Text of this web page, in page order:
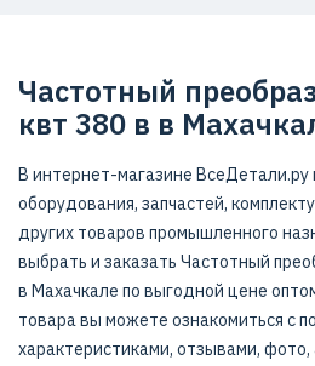
Частотный
квт 380 в в
В интернет-магазине ВсеДетали.ру
оборудования, запчастей,
других товаров промышленного
выбрать и заказать Частотный
в Махачкале по выгодной цене
товара вы можете ознакомиться с
характеристиками, отзывами,